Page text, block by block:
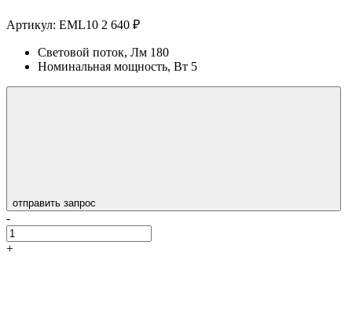
Артикул: EML10 2 640 ₽
Световой поток, Лм 180
Номинальная мощность, Вт 5
отправить запрос
-
+